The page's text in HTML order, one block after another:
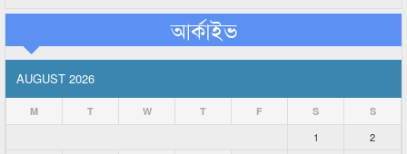
আর্কাইভ
AUGUST 2026
M T W T F S S
1 2